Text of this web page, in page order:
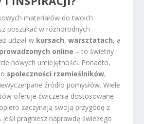
materiałów do twoich
poszukać w różnorodnych
udział w kursach,warsztatach, a
online – to świetny
nowych umiejętności. Ponadto,
społeczności rzemieślników,
źródło pomysłów. Wiele
oferuje ćwiczenia dostosowane
zaczynają swoją przygodę z
jeśli pragniesz naprawdę świeżego